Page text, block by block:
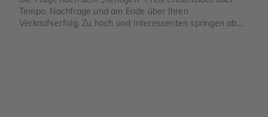
Tempo, Nachfrage und am Ende über Ihren
Verkaufserfolg. Zu hoch und Interessenten springen ab.